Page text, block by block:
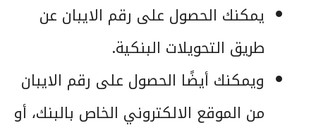
يمكنك الحصول على رقم الايبان عن
طريق التحويلات البنكية.
ويمكنك أيضًا الحصول على رقم الايبان
من الموقع الالكتروني الخاص بالبنك، أو